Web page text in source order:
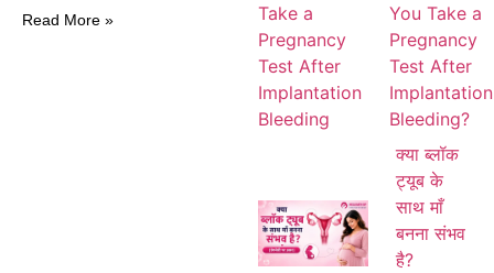
Read More »
You Take a
Pregnancy
Test After
Implantation
Bleeding?
क्या ब्लॉक
ट्यूब के
साथ माँ
बनना संभव
है?